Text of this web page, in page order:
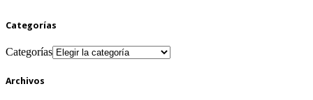
Categorías
Categorías
Archivos